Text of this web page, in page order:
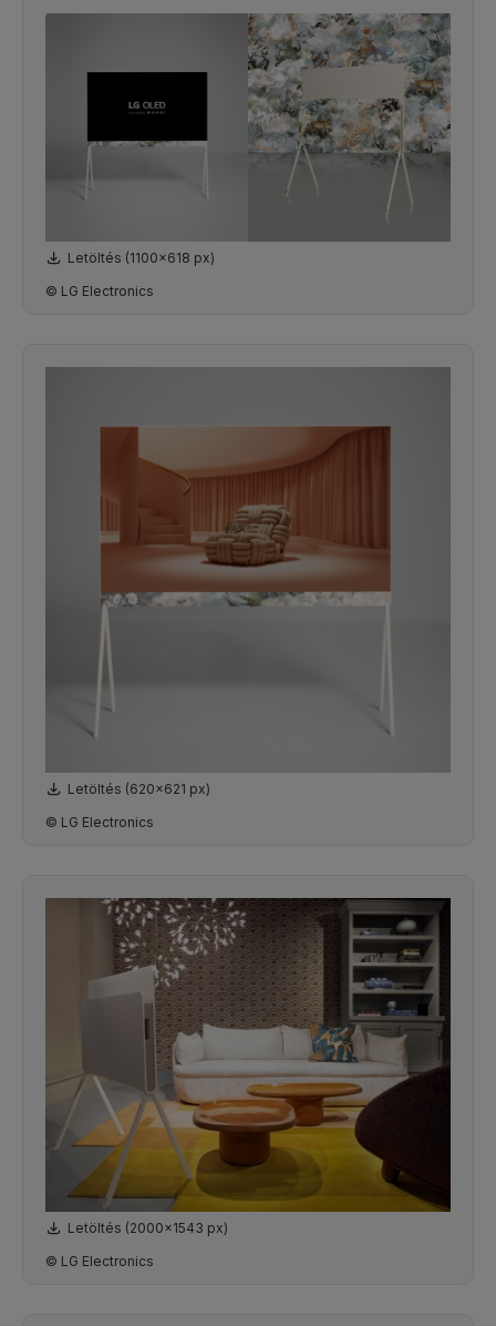
Letöltés (1100x618 px)
© LG Electronics
Letöltés (620x621 px)
© LG Electronics
Letöltés (2000x1543 px)
© LG Electronics